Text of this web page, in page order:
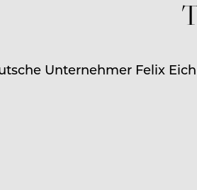
Unternehmer Felix